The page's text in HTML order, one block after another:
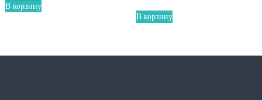
В корзину
В корзину